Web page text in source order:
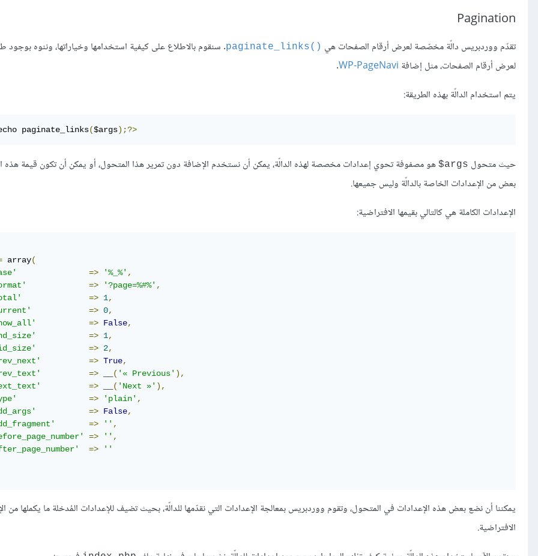
Pagination
تقدّم ووردبريس دالّة مخصّصة لعرض أرقام الصفحات هي ()paginate_links
. سنقوم بالاطلاع على كيفية استخدامها وخياراتها، وننوه
لعرض أرقام الصفحات، مثل إضافة WP-PageNavi
.
يتم استخدام الدالّة بهذه الطريقة:
paginate_links($args);?>
حيث متحول args$
هو مصفوفة تحوي إعدادات مخصصة لهذه الدالّة، يمكن أن نستخدم الإضافة دون تمرير هذا المتحول، أو يمكن أن تكون قيمة
بعض من الإعدادات الخاصة بالدالّة وليس جميعها.
الإعدادات الكاملة هي كالتالي بقيمها الافتراضية:
array(
=> '%_%' ,
=> '?page=%#%' ,
=> 1,
=> 0,
=> False,
=> 1,
=> 2,
=> True,
=> ( '« Previous' ),
=> ( 'Next »' ),
=> 'plain' ,
=> False,
=> '' ,
=> '' ,
=>
''
يمكننا أن نضع بعض هذه الإعدادات في المتحول، وتقوم ووردبريس بمعالجة الإعدادات التي نقدّمها للدالّة، بحيث تضيف للإعدادات المُدخلة ما يكملها من
الافتراضية.